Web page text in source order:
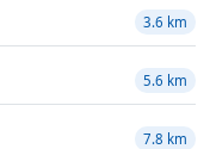
3.6 km
5.6 km
7.8 km